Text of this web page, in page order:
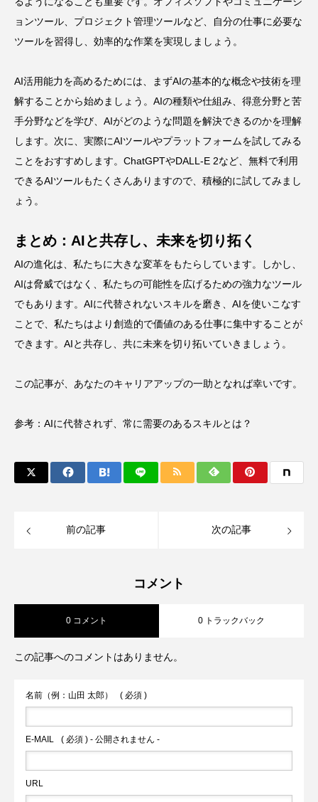
ョンツール、プロジェクト管理ツールなど、自分の仕事に必要な
ツールを習得し、効率的な作業を実現しましょう。
AI活用能力を高めるためには、まずAIの基本的な概念や技術を理
解することから始めましょう。AIの種類や仕組み、得意分野と苦
手分野などを学び、AIがどのような問題を解決できるのかを理解
します。次に、実際にAIツールやプラットフォームを試してみる
ことをおすすめします。ChatGPTやDALL-E 2など、無料で利用
できるAIツールもたくさんありますので、積極的に試してみまし
ょう。
まとめ：AIと共存し、未来を切り拓く
AIの進化は、私たちに大きな変革をもたらしています。しかし、
AIは脅威ではなく、私たちの可能性を広げるための強力なツール
でもあります。AIに代替されないスキルを磨き、AIを使いこなす
ことで、私たちはより創造的で価値のある仕事に集中することが
できます。AIと共存し、共に未来を切り拓いていきましょう。
この記事が、あなたのキャリアアップの一助となれば幸いです。
参考： AIに代替されず、常に需要のあるスキルとは？
前の記事 次の記事
コメント
0 コメント 0 トラックバック
この記事へのコメントはありません。
名前（例：山田 太郎） ( 必須 )
E-MAIL ( 必須 ) - 公開されません -
URL